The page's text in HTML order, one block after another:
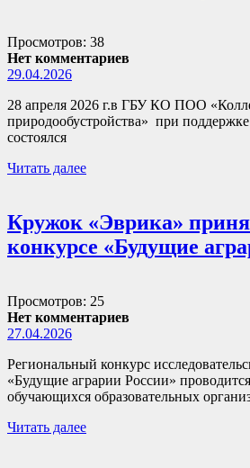
Просмотров: 38
Нет комментариев
29.04.2026
28 апреля 2026 г.в ГБУ КО ПОО
природообустройства» при
состоялся
Читать далее
Кружок «Эврика»
конкурсе «Будущие
Просмотров: 25
Нет комментариев
27.04.2026
Региональный конкурс
«Будущие аграрии России»
обучающихся образовательных
Читать далее